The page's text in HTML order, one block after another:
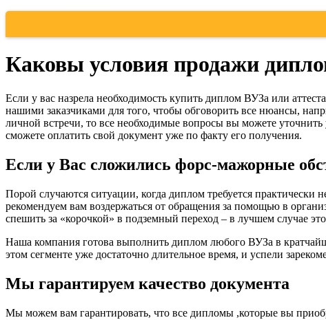
Каковы условия продажи
Если у вас назрела необходимость купить диплом ВУЗа или
нашими заказчиками для того, чтобы обговорить все нюансы,
личной встречи, то все необходимые вопросы вы можете
сможете оплатить свой документ уже по факту его получения.
Если у Вас сложились форс-мажорные
Порой случаются ситуации, когда диплом требуется практически
рекомендуем вам воздержаться от обращения за помощью в
спешить за «корочкой» в подземный переход – в лучшем случае
Наша компания готова выполнить диплом любого ВУЗа в
этом сегменте уже достаточно длительное время, и успели
Мы гарантируем качество документа
Мы можем вам гарантировать, что все дипломы ,которые вы